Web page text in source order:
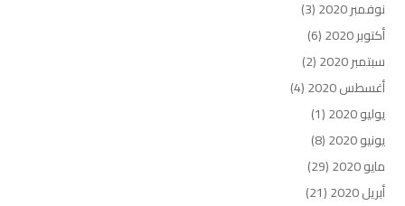
نوفمبر 2020
(3)
أكتوبر 2020
(6)
سبتمبر 2020
(2)
أغسطس 2020
(4)
يوليو 2020
(1)
يونيو 2020
(8)
مايو 2020
(29)
أبريل 2020
(21)